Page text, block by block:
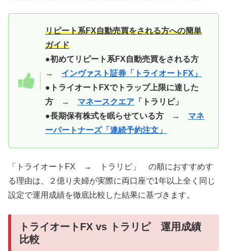
リピート系FX自動売買をされる方への簡単
ガイド
●初めてリピート系FX自動売買をされる方
→ インヴァスト証券「トライオートFX」
●トライオートFXでトラップ上限に達した
方 → マネースクエア 「トラリピ」
●長期保有株式を眠らせている方 → マネ
ーパートナーズ「連続予約注文」
「トライオートFX → トラリピ」 の順におすすめす
る理由は、２億り夫婦が実際に両口座で1年以上全く同じ
設定で運用成績を徹底比較した結果に基づきます。
トライオートFX vs トラリピ 運用成績
比較